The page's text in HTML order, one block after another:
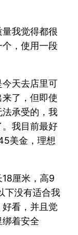
我觉得都很
，使用一段
天去店里可
了，但即使
承受的，我
我目前最好
美金，理想
厘米，高9
下没有适合我
看，并且觉
着安全